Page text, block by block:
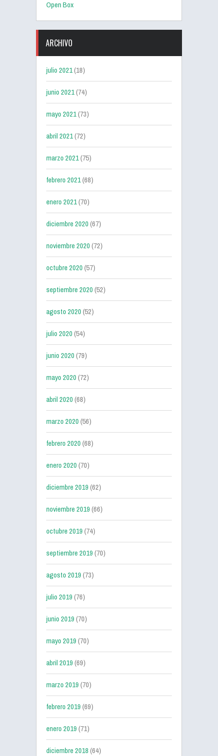
Open Box
ARCHIVO
julio 2021(18)
junio 2021(74)
mayo 2021(73)
abril 2021(72)
marzo 2021(75)
febrero 2021(68)
enero 2021(70)
diciembre 2020(67)
noviembre 2020(72)
octubre 2020(57)
septiembre 2020(52)
agosto 2020(52)
julio 2020(54)
junio 2020(79)
mayo 2020(72)
abril 2020(68)
marzo 2020(56)
febrero 2020(68)
enero 2020(70)
diciembre 2019(62)
noviembre 2019(66)
octubre 2019(74)
septiembre 2019(70)
agosto 2019(73)
julio 2019(76)
junio 2019(70)
mayo 2019(70)
abril 2019(69)
marzo 2019(70)
febrero 2019(69)
enero 2019(71)
diciembre 2018(64)